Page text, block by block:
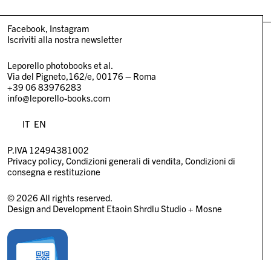
Facebook Instagram
Iscriviti alla nostra newsletter
Leporello photobooks et al.
Via del Pigneto,162/e, 00176 – Roma
+39 06 83976283
info@leporello-books.com
IT EN
P.IVA 12494381002
Privacy policy Condizioni generali di vendita Condizioni di
consegna e restituzione
© 2026 All rights reserved.
Design and Development Etaoin Shrdlu Studio+ Mosne